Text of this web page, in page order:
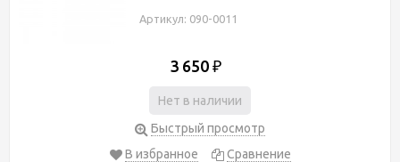
Артикул: 090-0011
3 650 ₽
Нет в наличии
Быстрый просмотр
В избранное
Сравнение